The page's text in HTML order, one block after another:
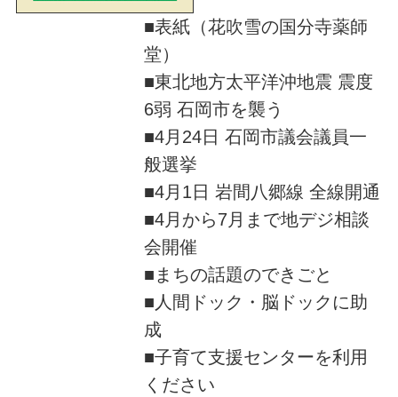
■表紙（花吹雪の国分寺薬師
堂）
■東北地方太平洋沖地震 震度
6弱 石岡市を襲う
■4月24日 石岡市議会議員一
般選挙
■4月1日 岩間八郷線 全線開通
■4月から7月まで地デジ相談
会開催
■まちの話題のできごと
■人間ドック・脳ドックに助
成
■子育て支援センターを利用
ください